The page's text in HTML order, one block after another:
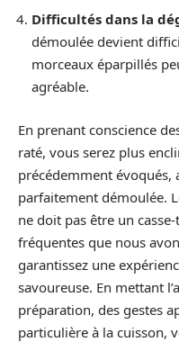
Difficultés dans la
démoulée devient
morceaux éparpillés
agréable.
En prenant conscience
raté, vous serez plus
précédemment évoqués,
parfaitement démoulée.
ne doit pas être un
fréquentes que nous
garantissez une
savoureuse. En mettant
préparation, des gestes
particulière à la cuisson,